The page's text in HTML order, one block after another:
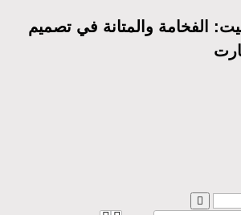
الفخامة والمتانة في تصميم